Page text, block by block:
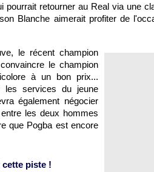
pourrait retourner au Real via une
Blanche aimerait profiter de
le récent champion
le champion
à un bon prix...
les services du jeune
également négocier
les deux hommes
que Pogba est encore
piste !